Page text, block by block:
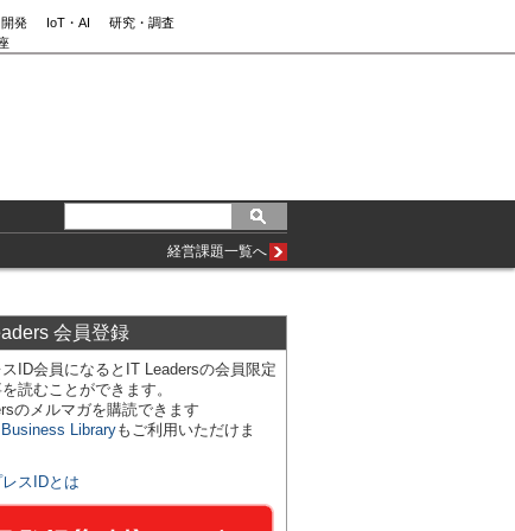
発 IoT・AI
研究・調査
経営課題一覧へ
会員登録
ID会員になるとIT Leadersの会員限定
読むことができます。
のメルマガを購読できます
Libraryもご利用いただけま
スIDとは